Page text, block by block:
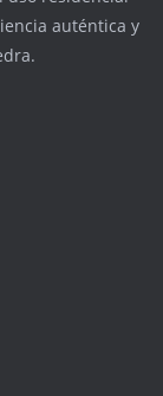
auténtica y